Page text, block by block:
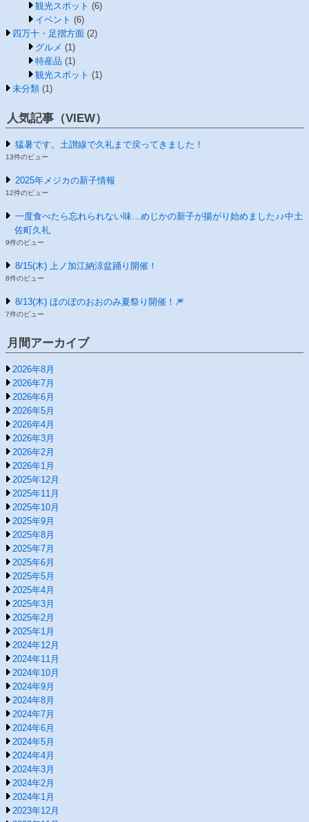
観光スポット (6)
イベント (6)
四万十・足摺方面 (2)
グルメ (1)
特産品 (1)
観光スポット (1)
未分類 (1)
人気記事（VIEW）
猛暑です。土讃線で久礼まで戻ってきました！
13件のビュー
2025年メジカの新子情報
12件のビュー
一度食べたら忘れられない味…めじかの新子が揚がり始めました♪♪中土
佐町久礼
9件のビュー
8/15(木) 上ノ加江納涼盆踊り開催！
8件のビュー
8/13(木) ほのぼのおおのみ夏祭り開催！🎆
7件のビュー
月間アーカイブ
2026年8月
2026年7月
2026年6月
2026年5月
2026年4月
2026年3月
2026年2月
2026年1月
2025年12月
2025年11月
2025年10月
2025年9月
2025年8月
2025年7月
2025年6月
2025年5月
2025年4月
2025年3月
2025年2月
2025年1月
2024年12月
2024年11月
2024年10月
2024年9月
2024年8月
2024年7月
2024年6月
2024年5月
2024年4月
2024年3月
2024年2月
2024年1月
2023年12月